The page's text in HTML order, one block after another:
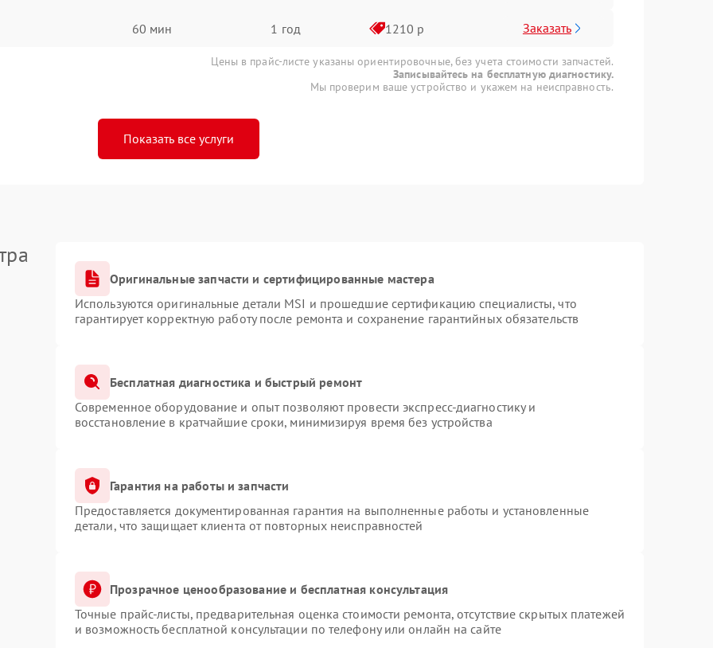
60 мин 1 год 1210 р Заказать
Цены в прайс-листе указаны ориентировочные, без учета стоимости запчастей.
Записывайтесь на бесплатную диагностику.
Мы проверим ваше устройство и укажем на неисправность.
Показать все услуги
Оригинальные запчасти и сертифицированные мастера
Используются оригинальные детали MSI и прошедшие сертификацию специалисты, что
гарантирует корректную работу после ремонта и сохранение гарантийных обязательств
Бесплатная диагностика и быстрый ремонт
Современное оборудование и опыт позволяют провести экспресс-диагностику и
восстановление в кратчайшие сроки, минимизируя время без устройства
Гарантия на работы и запчасти
Предоставляется документированная гарантия на выполненные работы и установленные
детали, что защищает клиента от повторных неисправностей
Прозрачное ценообразование и бесплатная консультация
Точные прайс-листы, предварительная оценка стоимости ремонта, отсутствие скрытых платежей
и возможность бесплатной консультации по телефону или онлайн на сайте